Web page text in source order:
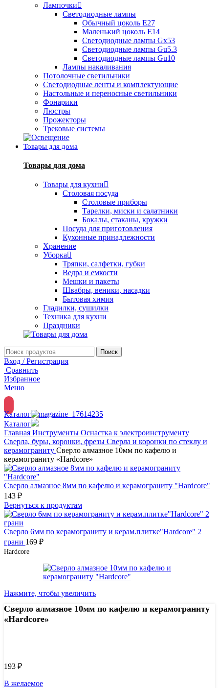
Лампочки
Светодиодные лампы
Обычный цоколь Е27
Маленький цоколь Е14
Светодиодные лампы Gx53
Светодиодные лампы Gu5.3
Светодиодные лампы Gu10
Лампы накаливания
Потолочные светильники
Светодиодные ленты и комплектующие
Настольные и переносные светильники
Фонарики
Люстры
Прожекторы
Трековые системы
Товары для дома
Товары для дома
Товары для кухни
Столовая посуда
Столовые приборы
Тарелки, миски и салатники
Бокалы, стаканы, кружки
Посуда для приготовления
Кухонные принадлежности
Хранение
Уборка
Тряпки, салфетки, губки
Ведра и емкости
Мешки и пакеты
Швабры, веники, насадки
Бытовая химия
Гладилки, сушилки
Техника для кухни
Праздники
Поиск
Вход / Регистрация
Сравнить
Избранное
Меню
Каталог
Каталог
Главная Инструменты Оснастка к электроинструменту
Сверла, буры, коронки, фрезы Сверла и коронки по стеклу и
керамограниту Сверло алмазное 10мм по кафелю и
керамограниту «Hardcore»
Сверло алмазное 8мм по кафелю и керамограниту "Hardcore"
143 ₽
Вернуться к продуктам
Сверло 6мм по керамограниту и керам.плитке"Hardcore" 2
грани 169 ₽
Hardcore
Нажмите, чтобы увеличить
Сверло алмазное 10мм по кафелю и керамограниту
«Hardcore»
193 ₽
В желаемое